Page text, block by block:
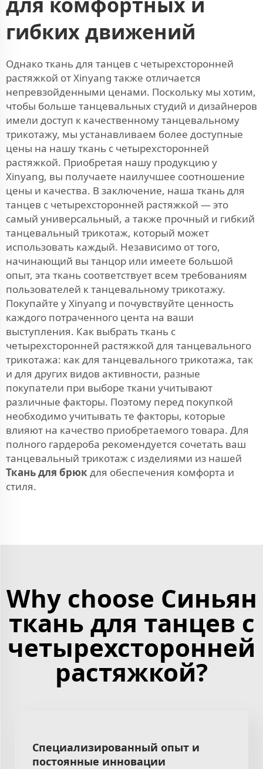
гибких движений
Однако ткань для танцев с четырехсторонней
растяжкой от Xinyang также отличается
непревзойденными ценами. Поскольку мы хотим,
чтобы больше танцевальных студий и дизайнеров
имели доступ к качественному танцевальному
трикотажу, мы устанавливаем более доступные
цены на нашу ткань с четырехсторонней
растяжкой. Приобретая нашу продукцию у
Xinyang, вы получаете наилучшее соотношение
цены и качества. В заключение, наша ткань для
танцев с четырехсторонней растяжкой — это
самый универсальный, а также прочный и гибкий
танцевальный трикотаж, который может
использовать каждый. Независимо от того,
начинающий вы танцор или имеете большой
опыт, эта ткань соответствует всем требованиям
пользователей к танцевальному трикотажу.
Покупайте у Xinyang и почувствуйте ценность
каждого потраченного цента на ваши
выступления. Как выбрать ткань с
четырехсторонней растяжкой для танцевального
трикотажа: как для танцевального трикотажа, так
и для других видов активности, разные
покупатели при выборе ткани учитывают
различные факторы. Поэтому перед покупкой
необходимо учитывать те факторы, которые
влияют на качество приобретаемого товара. Для
полного гардероба рекомендуется сочетать ваш
танцевальный трикотаж с изделиями из нашей
Ткань для брюкдля обеспечения комфорта и
стиля.
Why choose Синьян
ткань для танцев с
четырехсторонней
растяжкой?
Специализированный опыт и
постоянные инновации